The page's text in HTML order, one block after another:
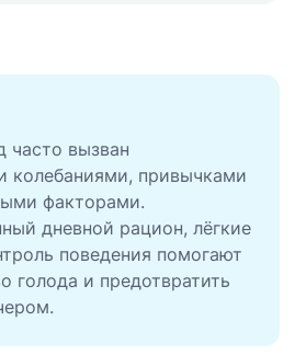
часто вызван
колебаниями, привычками
факторами.
дневной рацион, лёгкие
поведения помогают
голода и предотвратить